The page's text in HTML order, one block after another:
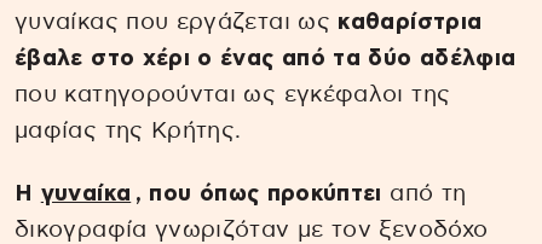
γυναίκας που εργάζεται ως καθαρίστρια
έβαλε στο χέρι ο ένας από τα δύο αδέλφια
που κατηγορούνται ως εγκέφαλοι της
μαφίας της Κρήτης.
Η γυναίκα , που όπως προκύπτει από τη
δικογραφία γνωριζόταν με τον ξενοδόχο